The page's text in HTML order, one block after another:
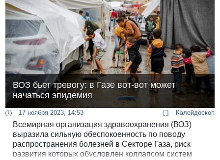
ВОЗ бьет тревогу: в Газе вот-вот может
начаться эпидемия
17 ноября 2023, 14:53 Калейдоскоп
Всемирная организация здравоохранения (ВОЗ)
выразила сильную обеспокоенность по поводу
распространения болезней в Секторе Газа, риск
развития которых обусловлен коллапсом систем